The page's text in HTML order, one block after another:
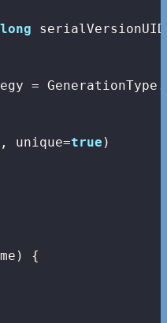
long
=
, unique=true )
{